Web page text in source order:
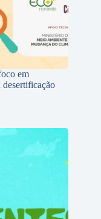
em
desertificação